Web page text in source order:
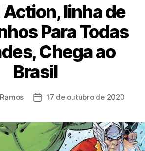
linha de
Para Todas
Chega ao
Brasil
Data17 de outubro de 2020